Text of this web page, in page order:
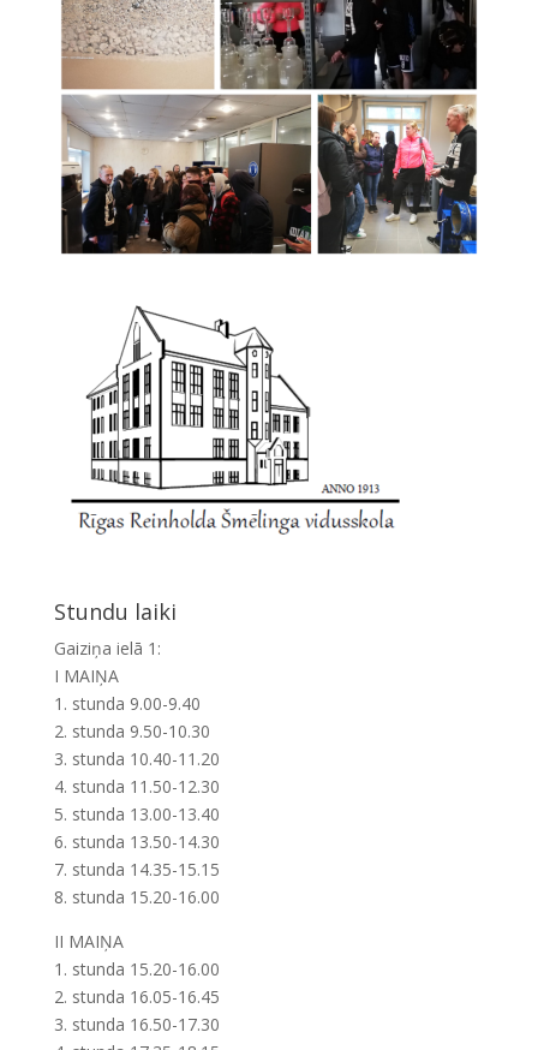
Stundu laiki
Gaiziņa ielā 1:
I MAIŅA
1. stunda 9.00-9.40
2. stunda 9.50-10.30
3. stunda 10.40-11.20
4. stunda 11.50-12.30
5. stunda 13.00-13.40
6. stunda 13.50-14.30
7. stunda 14.35-15.15
8. stunda 15.20-16.00
II MAIŅA
1. stunda 15.20-16.00
2. stunda 16.05-16.45
3. stunda 16.50-17.30